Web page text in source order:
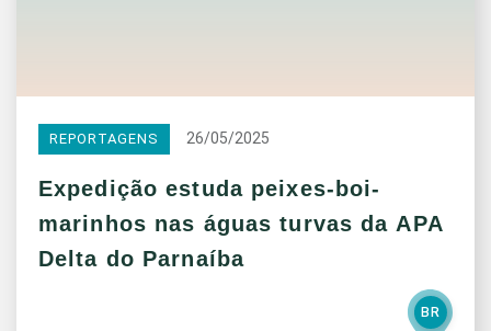
REPORTAGENS 26/05/2025
Expedição estuda peixes-boi-
marinhos nas águas turvas da APA
Delta do Parnaíba
BR